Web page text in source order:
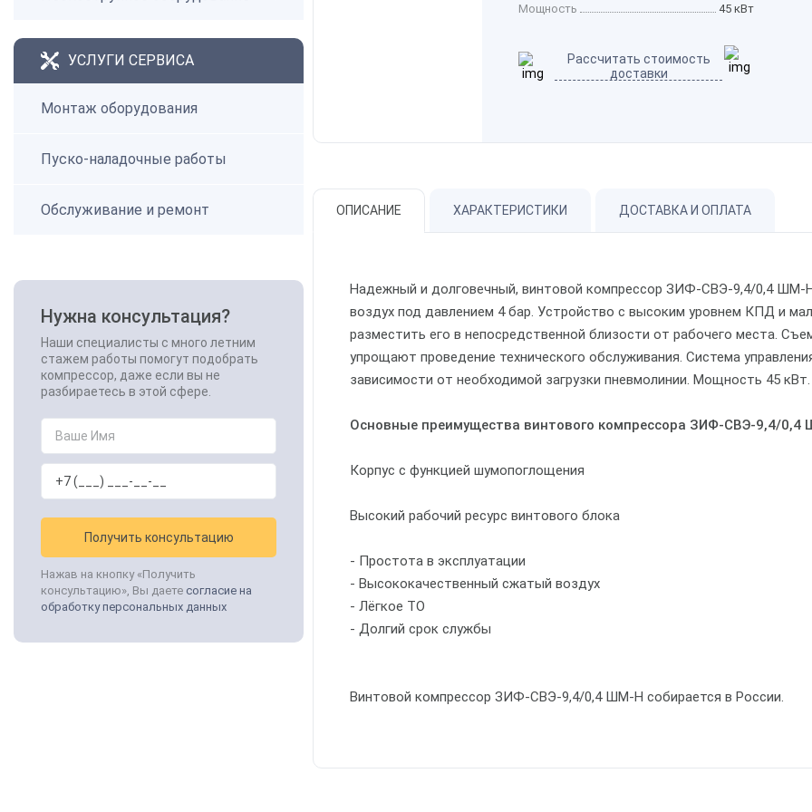
УСЛУГИ СЕРВИСА
Монтаж оборудования
Пуско-наладочные работы
Обслуживание и ремонт
Нужна консультация?
Наши специалисты с много летним
стажем работы помогут подобрать
компрессор, даже если вы не
разбираетесь в этой сфере.
Получить консультацию
Нажав на кнопку «Получить
консультацию», Вы даете согласие на
обработку персональных данных
Мощность 45 кВт
Рассчитать стоимость
доставки
ОПИСАНИЕ ХАРАКТЕРИСТИКИ ДОСТАВКА И ОПЛАТА
Надежный и долговечный, винтовой компрессор ЗИФ-СВЭ-9,4/0,4 ШМ-Н
воздух под давлением 4 бар. Устройство с высоким уровнем КПД и
разместить его в непосредственной близости от рабочего места.
упрощают проведение технического обслуживания. Система
зависимости от необходимой загрузки пневмолинии. Мощность 45 кВт.
Основные преимущества винтового компрессора ЗИФ-СВЭ-9,4/
Корпус с функцией шумопоглощения
Высокий рабочий ресурс винтового блока
- Простота в эксплуатации
- Высококачественный сжатый воздух
- Лёгкое ТО
- Долгий срок службы
Винтовой компрессор ЗИФ-СВЭ-9,4/0,4 ШМ-Н собирается в России.